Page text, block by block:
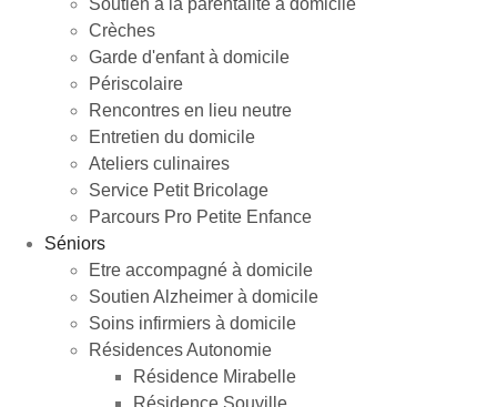
Crèches
Garde d'enfant à domicile
Périscolaire
Rencontres en lieu neutre
Entretien du domicile
Ateliers culinaires
Service Petit Bricolage
Parcours Pro Petite Enfance
Séniors
Etre accompagné à domicile
Soutien Alzheimer à domicile
Soins infirmiers à domicile
Résidences Autonomie
Résidence Mirabelle
Résidence Souville